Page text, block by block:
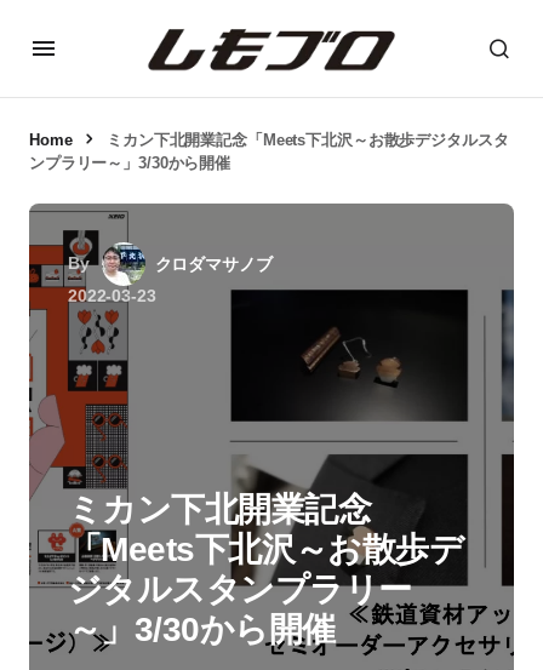
Home
ミカン下北開業記念「Meets下北沢～お散歩デジタルスタ
ンプラリー～」3/30から開催
By
クロダマサノブ
2022-03-23
ミカン下北開業記念
「Meets下北沢～お散歩デ
ジタルスタンプラリー
～」3/30から開催